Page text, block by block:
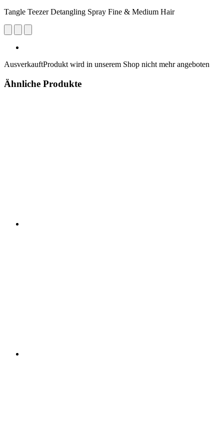
Tangle Teezer Detangling Spray Fine & Medium Hair
AusverkauftProdukt wird in unserem Shop nicht mehr angeboten
Ähnliche Produkte